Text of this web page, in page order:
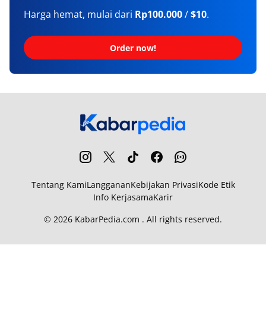
Harga hemat, mulai dari Rp100.000/$10.
Order now!
Tentang KamiLanggananKebijakan PrivasiKode Etik
Info KerjasamaKarir
© 2026 KabarPedia.com . All rights reserved.